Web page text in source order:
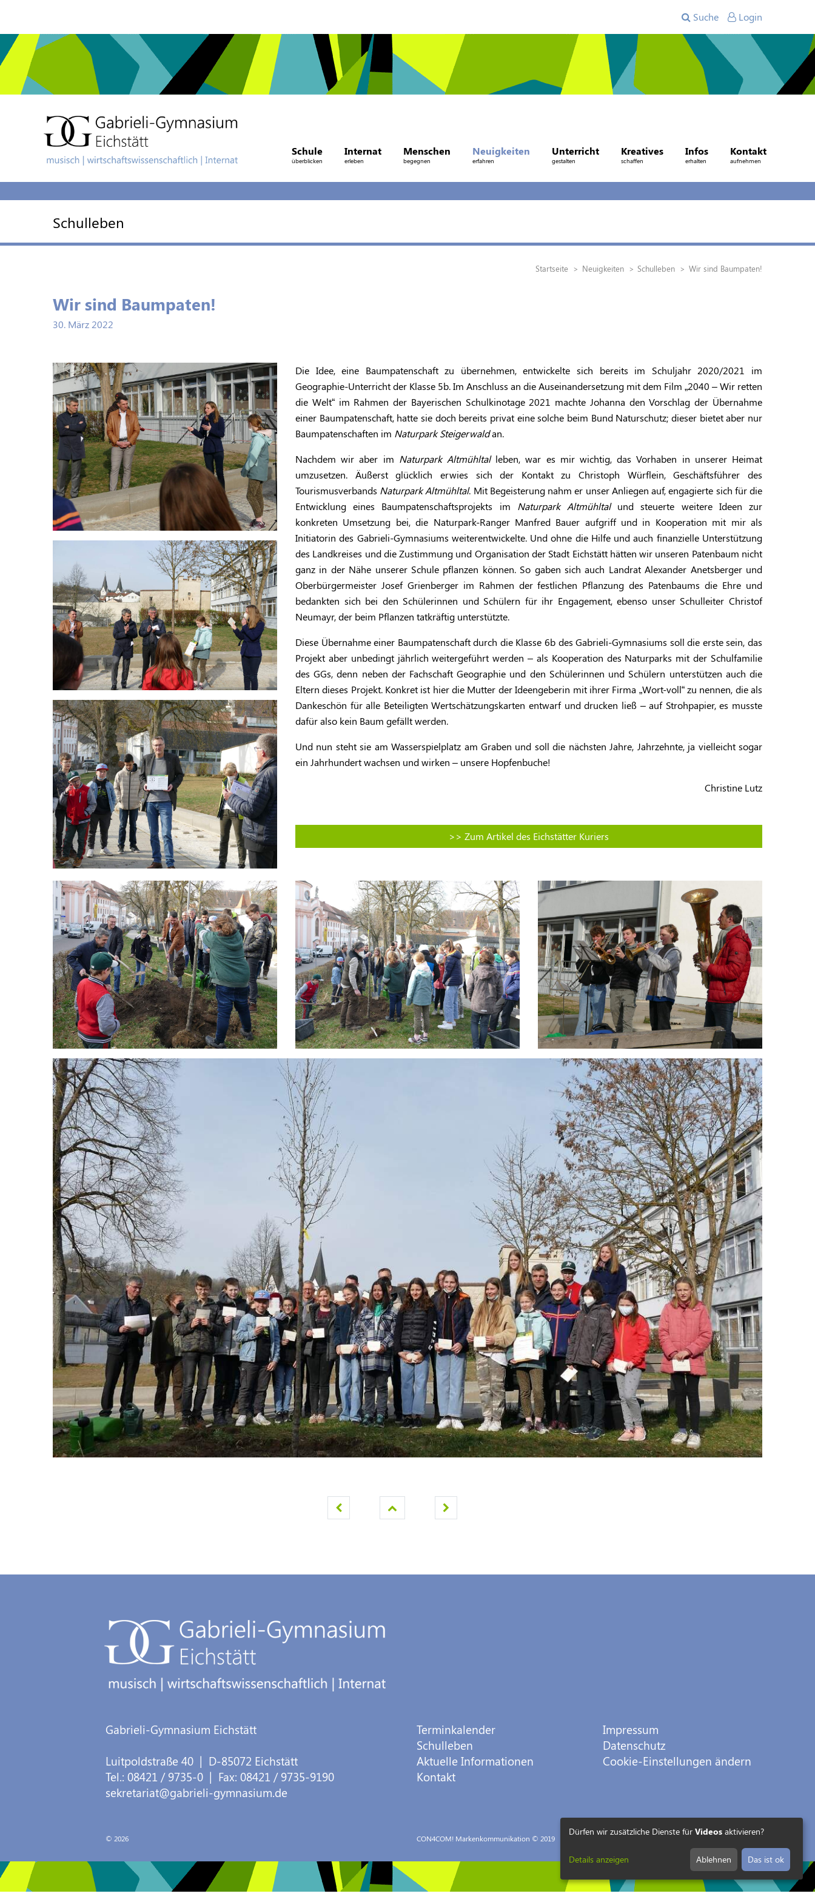
Suche Login
Schule
überblicken
Internat
erleben
Menschen
begegnen
Neuigkeiten
erfahren
Unterricht
gestalten
Kreatives
schaffen
Infos
erhalten
Kontakt
aufnehmen
Schulleben
Startseite Neuigkeiten Schulleben Wir sind Baumpaten!
Wir sind Baumpaten!
30. März 2022
Die Idee, eine Baumpatenschaft zu übernehmen, entwickelte sich bereits im Schuljahr 2020/2021 im
Geographie-Unterricht der Klasse 5b. Im Anschluss an die Auseinandersetzung mit dem Film „2040 – Wir retten
die Welt“ im Rahmen der Bayerischen Schulkinotage 2021 machte Johanna den Vorschlag der Übernahme
einer Baumpatenschaft, hatte sie doch bereits privat eine solche beim Bund Naturschutz; dieser bietet aber nur
Baumpatenschaften im Naturpark Steigerwaldan.
Nachdem wir aber im Naturpark Altmühltalleben, war es mir wichtig, das Vorhaben in unserer Heimat
umzusetzen. Äußerst glücklich erwies sich der Kontakt zu Christoph Würflein, Geschäftsführer des
Tourismusverbands Naturpark Altmühltal. Mit Begeisterung nahm er unser Anliegen auf, engagierte sich für die
Entwicklung eines Baumpatenschaftsprojekts im Naturpark Altmühltalund steuerte weitere Ideen zur
konkreten Umsetzung bei, die Naturpark-Ranger Manfred Bauer aufgriff und in Kooperation mit mir als
Initiatorin des Gabrieli-Gymnasiums weiterentwickelte. Und ohne die Hilfe und auch finanzielle Unterstützung
des Landkreises und die Zustimmung und Organisation der Stadt Eichstätt hätten wir unseren Patenbaum nicht
ganz in der Nähe unserer Schule pflanzen können. So gaben sich auch Landrat Alexander Anetsberger und
Oberbürgermeister Josef Grienberger im Rahmen der festlichen Pflanzung des Patenbaums die Ehre und
bedankten sich bei den Schülerinnen und Schülern für ihr Engagement, ebenso unser Schulleiter Christof
Neumayr, der beim Pflanzen tatkräftig unterstützte.
Diese Übernahme einer Baumpatenschaft durch die Klasse 6b des Gabrieli-Gymnasiums soll die erste sein, das
Projekt aber unbedingt jährlich weitergeführt werden – als Kooperation des Naturparks mit der Schulfamilie
des GGs, denn neben der Fachschaft Geographie und den Schülerinnen und Schülern unterstützen auch die
Eltern dieses Projekt. Konkret ist hier die Mutter der Ideengeberin mit ihrer Firma „Wort-voll“ zu nennen, die als
Dankeschön für alle Beteiligten Wertschätzungskarten entwarf und drucken ließ – auf Strohpapier, es musste
dafür also kein Baum gefällt werden.
Und nun steht sie am Wasserspielplatz am Graben und soll die nächsten Jahre, Jahrzehnte, ja vielleicht sogar
ein Jahrhundert wachsen und wirken – unsere Hopfenbuche!
Christine Lutz
>> Zum Artikel des Eichstätter Kuriers
Gabrieli-Gymnasium Eichstätt
Luitpoldstraße 40 | D-85072 Eichstätt
Tel.:08421 / 9735-0 | Fax:08421 / 9735-9190
sekretariat@gabrieli-gymnasium.de
© 2026
Terminkalender
Schulleben
Aktuelle Informationen
Kontakt
CON4COM! Markenkommunikation © 2019
Impressum
Datenschutz
Cookie-Einstellungen ändern
Dürfen wir zusätzliche Dienste für Videos aktivieren?
Details anzeigen Ablehnen Das ist ok